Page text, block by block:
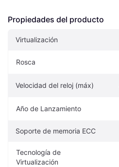
Propiedades del producto
Virtualización
Rosca
Velocidad del reloj (máx)
Año de Lanzamiento
Soporte de memoria ECC
Tecnología de
Virtualización